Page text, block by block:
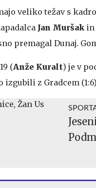
veliko težav s
Jan Muršak in
premagal Dunaj.
(Anže Kuralt) je v
izgubili z Gradcem